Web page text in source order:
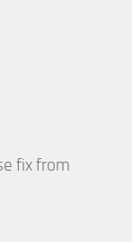
fix from